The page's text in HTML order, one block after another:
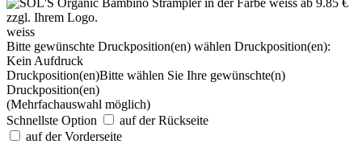
weiss
Bitte gewünschte Druckposition(en) wählen Druckposition(en):
Kein Aufdruck
Druckposition(en)Bitte wählen Sie Ihre gewünschte(n)
Druckposition(en)
(Mehrfachauswahl möglich)
Schnellste Option
auf der Rückseite
auf der Vorderseite